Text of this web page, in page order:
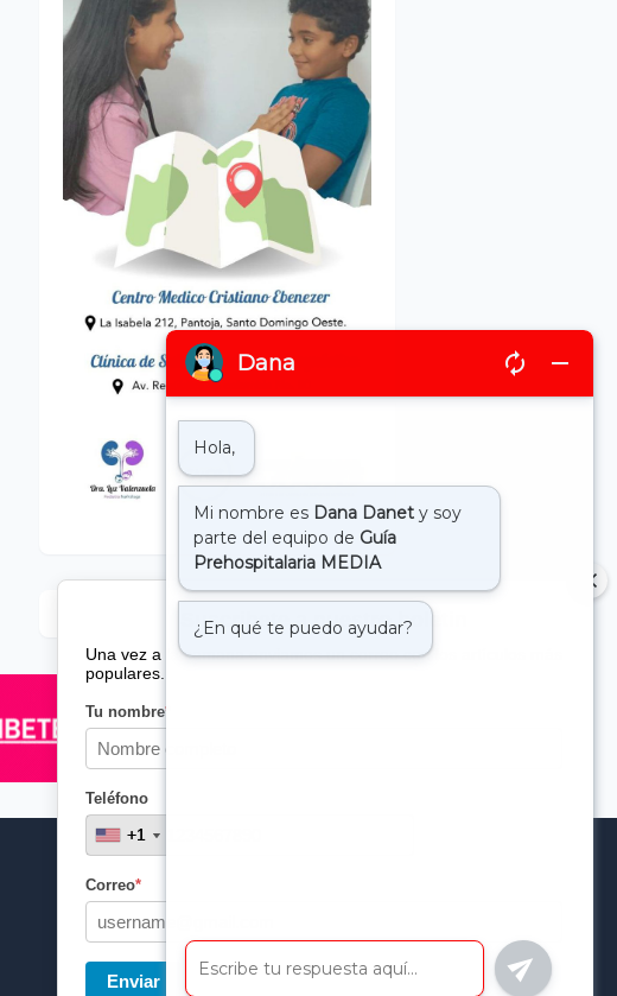
Suscribete a nuestro boletin
Una vez a la semana enviamos un correo con los artículos más
populares.
Tu nombre*
Teléfono
+1
+1
Correo*
Enviar